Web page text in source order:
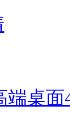
端桌